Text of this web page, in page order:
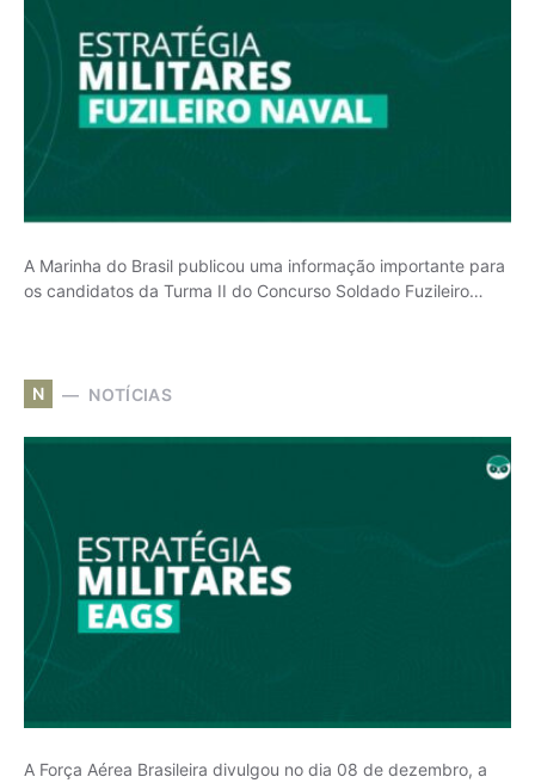
A Marinha do Brasil publicou uma informação importante para
os candidatos da Turma II do Concurso Soldado Fuzileiro…
N NOTÍCIAS
A Força Aérea Brasileira divulgou no dia 08 de dezembro, a